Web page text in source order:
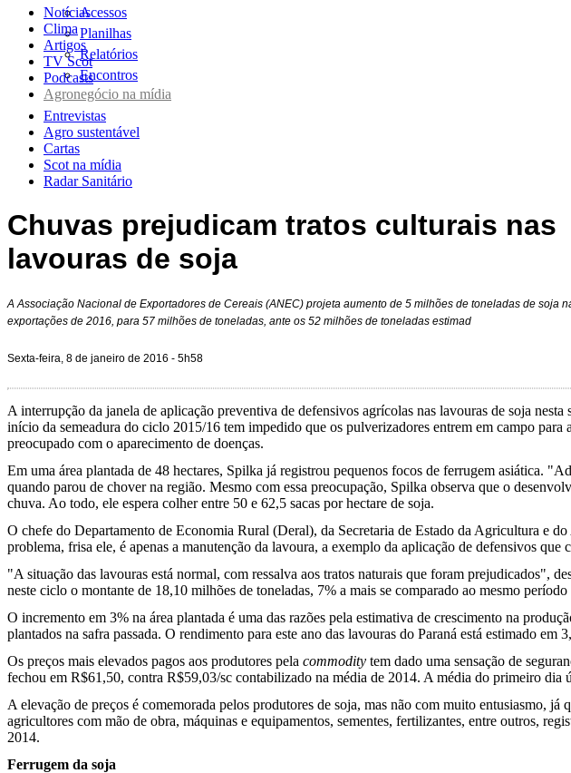
Acessos
Planilhas
Relatórios
Encontros
Notícias
Clima
Artigos
TV Scot
Podcasts
Agronegócio na mídia
Entrevistas
Agro sustentável
Cartas
Scot na mídia
Radar Sanitário
Chuvas prejudicam tratos culturais nas
lavouras de soja
A Associação Nacional de Exportadores de Cereais (ANEC) projeta aumento de 5 milhões de toneladas de soja
exportações de 2016, para 57 milhões de toneladas, ante os 52 milhões de toneladas estimad
Sexta-feira, 8 de janeiro de 2016 - 5h58
A interrupção da janela de aplicação preventiva de defensivos agrícolas nas lavouras de soja
início da semeadura do ciclo 2015/16 tem impedido que os pulverizadores entrem em campo
preocupado com o aparecimento de doenças.
Em uma área plantada de 48 hectares, Spilka já registrou pequenos focos de ferrugem asiática.
quando parou de chover na região. Mesmo com essa preocupação, Spilka observa que o
chuva. Ao todo, ele espera colher entre 50 e 62,5 sacas por hectare de soja.
O chefe do Departamento de Economia Rural (Deral), da Secretaria de Estado da Agricultura e
problema, frisa ele, é apenas a manutenção da lavoura, a exemplo da aplicação de defensivos que
"A situação das lavouras está normal, com ressalva aos tratos naturais que foram prejudicados",
neste ciclo o montante de 18,10 milhões de toneladas, 7% a mais se comparado ao mesmo
O incremento em 3% na área plantada é uma das razões pela estimativa de crescimento na
plantados na safra passada. O rendimento para este ano das lavouras do Paraná está estimado
Os preços mais elevados pagos aos produtores pela commodity tem dado uma sensação de
fechou em R$61,50, contra R$59,03/sc contabilizado na média de 2014. A média do primeiro
A elevação de preços é comemorada pelos produtores de soja, mas não com muito entusiasmo,
agricultores com mão de obra, máquinas e equipamentos, sementes, fertilizantes, entre outros,
2014.
Ferrugem da soja